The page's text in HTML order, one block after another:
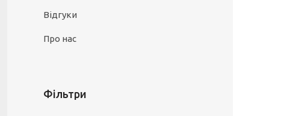
Відгуки
Про нас
Фільтри